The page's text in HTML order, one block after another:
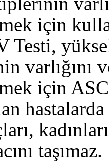
için
Testi,
varlığını
için
taşımaz.